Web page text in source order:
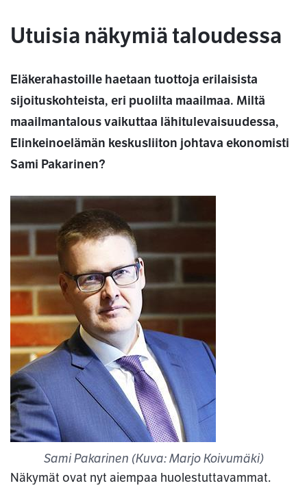
Utuisia näkymiä taloudessa
Eläkerahastoille haetaan tuottoja erilaisista
sijoituskohteista, eri puolilta maailmaa. Miltä
maailmantalous vaikuttaa lähitulevaisuudessa,
Elinkeinoelämän keskusliiton johtava ekonomisti
Sami Pakarinen?
Sami Pakarinen (Kuva: Marjo Koivumäki)
Näkymät ovat nyt aiempaa huolestuttavammat.